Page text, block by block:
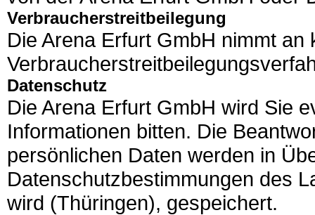
Verbraucherstreitbeilegung
Die Arena Erfurt GmbH nimmt an
Datenschutz
Die Arena Erfurt GmbH wird Sie
Informationen bitten. Die
persönlichen Daten werden in
Datenschutzbestimmungen des
wird (Thüringen), gespeichert.